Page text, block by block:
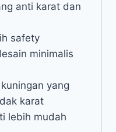
anti karat dan
safety
minimalis
yang
karat
lebih mudah